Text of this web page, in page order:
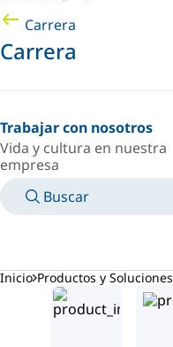
Carrera
Carrera
Trabajar con nosotros
Vida y cultura en nuestra
empresa
Buscar
Inicio Productos y Soluciones